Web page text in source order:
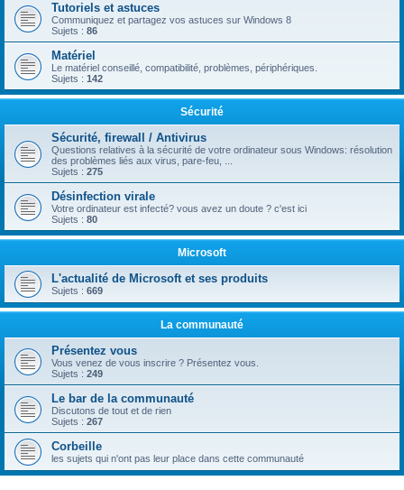
Tutoriels et astuces
Communiquez et partagez vos astuces sur Windows 8
Sujets : 86
Matériel
Le matériel conseillé, compatibilité, problèmes, périphériques.
Sujets : 142
Sécurité
Sécurité, firewall / Antivirus
Questions relatives à la sécurité de votre ordinateur sous Windows: résolution
des problèmes liés aux virus, pare-feu, ...
Sujets : 275
Désinfection virale
Votre ordinateur est infecté? vous avez un doute ? c'est ici
Sujets : 80
Microsoft
L'actualité de Microsoft et ses produits
Sujets : 669
La communauté
Présentez vous
Vous venez de vous inscrire ? Présentez vous.
Sujets : 249
Le bar de la communauté
Discutons de tout et de rien
Sujets : 267
Corbeille
les sujets qui n'ont pas leur place dans cette communauté